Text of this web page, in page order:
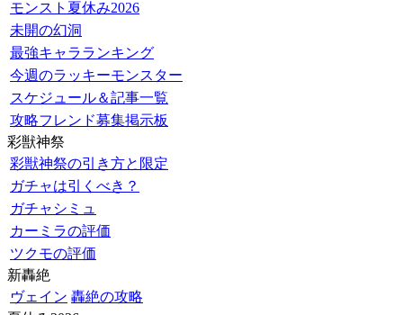
モンスト夏休み2026
未開の幻洞
最強キャラランキング
今週のラッキーモンスター
スケジュール＆記事一覧
攻略フレンド募集掲示板
彩獣神祭
彩獣神祭の引き方と限定
ガチャは引くべき？
ガチャシミュ
カーミラの評価
ツクモの評価
新轟絶
ヴェイン 轟絶の攻略